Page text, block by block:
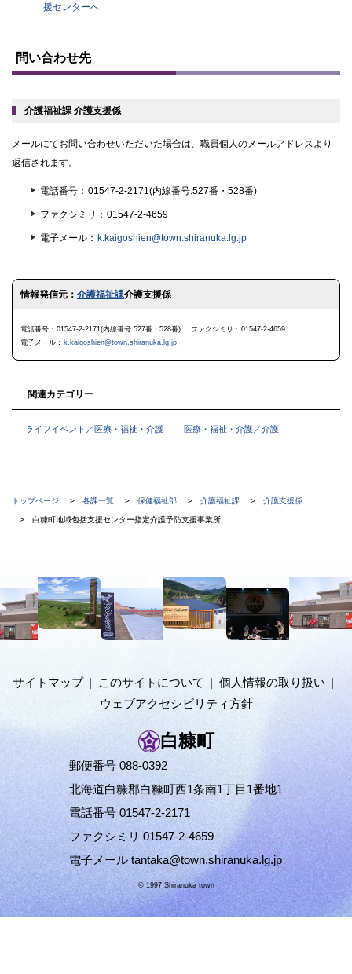
援センターへ
ッ
プ
る
問い合わせ先
介護福祉課 介護支援係
メールにてお問い合わせいただいた場合は、職員個人のメールアドレスより
返信されます。
電話番号 01547-2-2171(内線番号:527番・528番)
ファクシミリ 01547-2-4659
電子メール k.kaigoshien@town.shiranuka.lg.jp
ト
る
情報発信元： 介護福祉課介護支援係
電話番号 01547-2-2171(内線番号:527番・528番) ファクシミリ
01547-2-4659
電子メール
k.kaigoshien@town.shiranuka.lg.jp
関連カテゴリー
ライフイベント／医療・福祉・介護 医療・福祉・介護／介護
現
在
の
階
層
トップページ 各課一覧 保健福祉部 介護福祉課 介護支援係
白糠町地域包括支援センター指定介護予防支援事業所
へ
メ
サイトマップ このサイトについて
個人情報の取り扱い
ウェブアクセシビリティ方針
白糠町
郵便番号 088-0392
北海道白糠郡白糠町西1条南1丁目1番地1
電話番号 01547-2-2171
ファクシミリ 01547-2-4659
電子メール tantaka@town.shiranuka.lg.jp
© 1997 Shiranuka town